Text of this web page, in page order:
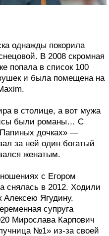
однажды покорила
В 2008 скромная
попала в список 100
и была помещена на
в столице, а вот мужа
были романы… С
дочках» —
за ней один богатый
женатым.
с Егором
снялась в 2012. Ходили
Ягудину.
супруга
Мирослава Карпович
№1» из-за своей